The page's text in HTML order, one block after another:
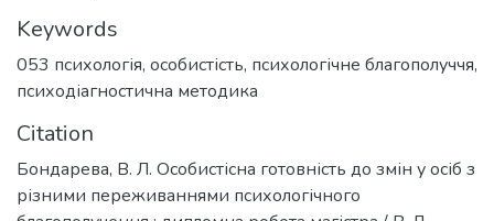
Keywords
053 психологія, особистість, психологічне благополуччя,
психодіагностична методика
Citation
Бондарева, В. Л. Особистісна готовність до змін у осіб з
різними переживаннями психологічного